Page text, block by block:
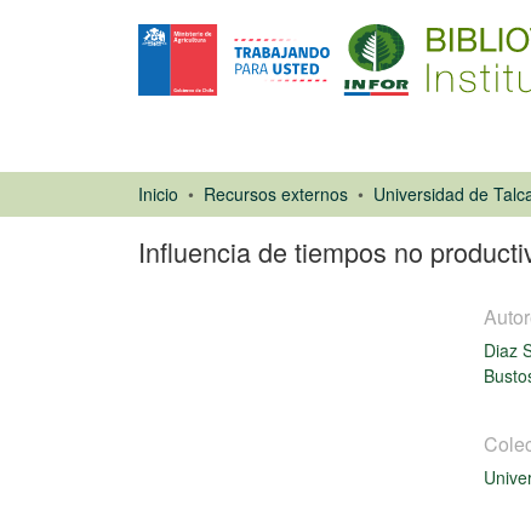
Inicio Recursos externos
Influencia de tiempos no
Diaz